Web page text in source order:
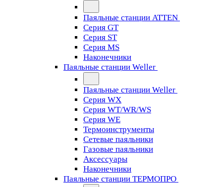
Паяльные станции ATTEN
Серия GT
Серия ST
Серия MS
Наконечники
Паяльные станции Weller
Паяльные станции Weller
Серия WX
Серия WT/WR/WS
Серия WE
Термоинструменты
Сетевые паяльники
Газовые паяльники
Аксессуары
Наконечники
Паяльные станции ТЕРМОПРО